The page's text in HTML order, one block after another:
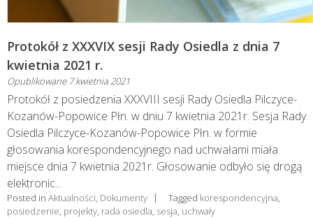
Protokół z XXXVIX sesji Rady Osiedla z dnia 7
kwietnia 2021 r.
Opublikowane 7 kwietnia 2021
Protokół z posiedzenia XXXVIII sesji Rady Osiedla Pilczyce-
Kozanów-Popowice Płn. w dniu 7 kwietnia 2021r. Sesja Rady
Osiedla Pilczyce-Kozanów-Popowice Płn. w formie
głosowania korespondencyjnego nad uchwałami miała
miejsce dnia 7 kwietnia 2021r. Głosowanie odbyło się drogą
elektronic...
Posted in Aktualności Dokumenty Tagged korespondencyjna
posiedzenie projekty rada osiedla sesja uchwały